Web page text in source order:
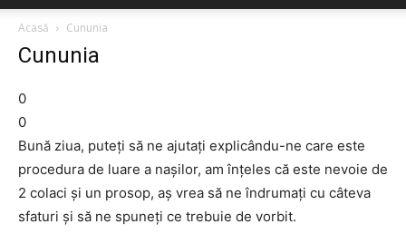
Acasă
Cununia
Cununia
0
0
Bună ziua, puteţi să ne ajutaţi explicându-ne care este
procedura de luare a naşilor, am înţeles că este nevoie de
2 colaci şi un prosop, aş vrea să ne îndrumaţi cu câteva
sfaturi şi să ne spuneţi ce trebuie de vorbit.